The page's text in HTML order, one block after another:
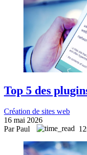
Top 5 des
Création de sites web
16 mai 2026
Par Paul